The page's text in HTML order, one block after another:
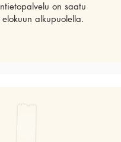
on saatu
alkupuolella.